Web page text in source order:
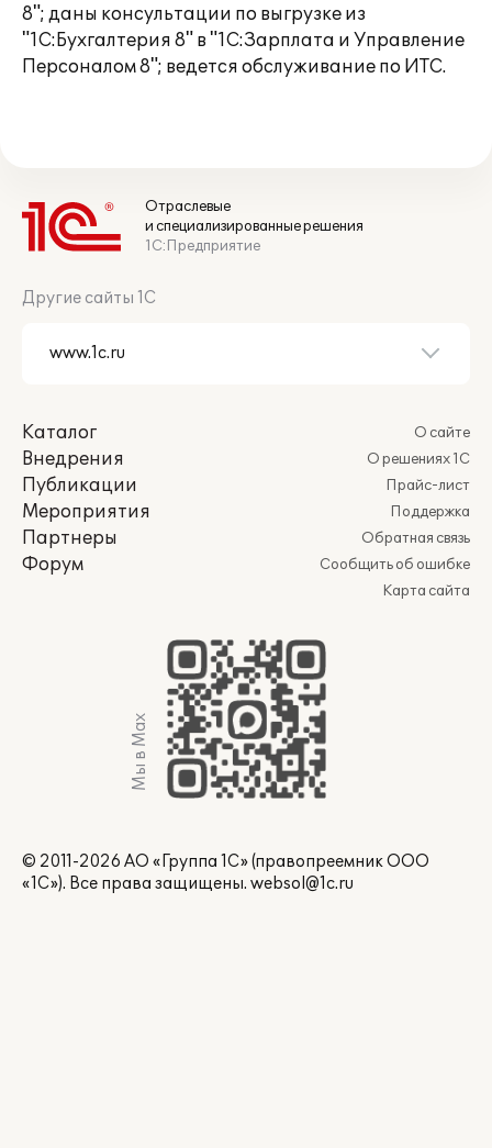
8"; даны консультации по выгрузке из
"1С:Бухгалтерия 8" в "1С:Зарплата и Управление
Персоналом 8"; ведется обслуживание по ИТС.
Отраслевые
и специализированные решения
1С:Предприятие
Другие сайты 1С
Каталог
Внедрения
Публикации
Мероприятия
Партнеры
Форум
О сайте
О решениях 1С
Прайс-лист
Поддержка
Обратная связь
Сообщить об ошибке
Карта сайта
Мы в Max
© 2011-2026 АО «Группа 1С» (правопреемник ООО
«1С»). Все права защищены. websol@1c.ru